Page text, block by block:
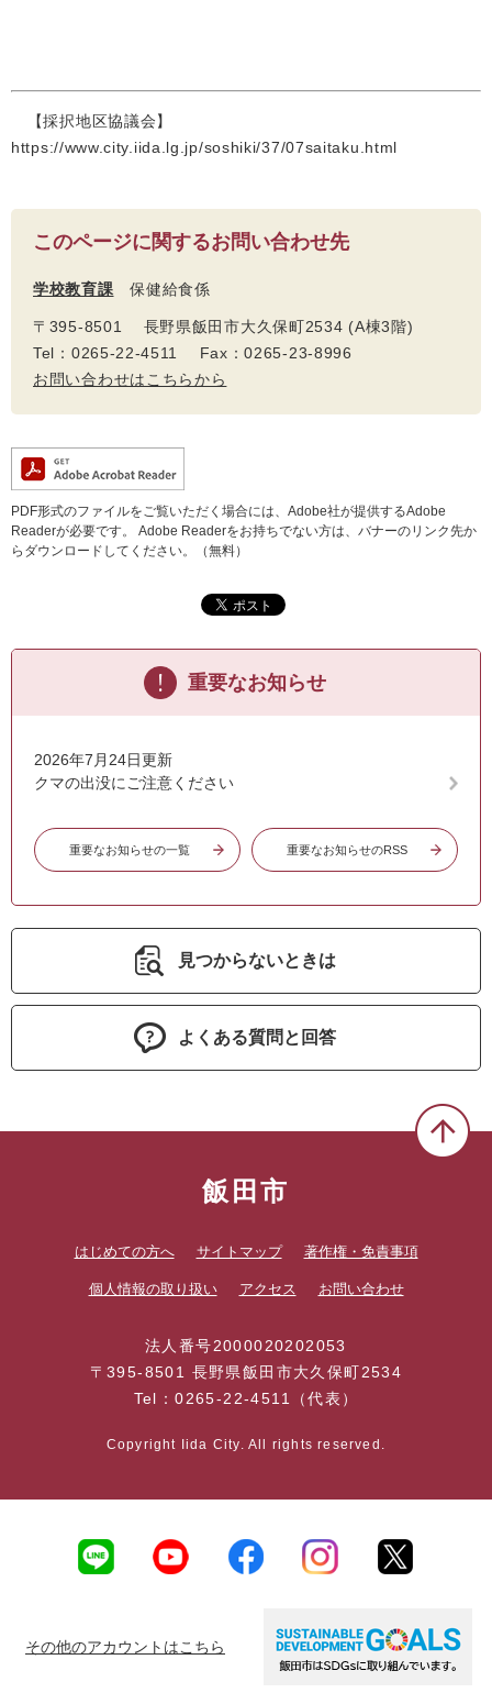
【採択地区協議会】
https://www.city.iida.lg.jp/soshiki/37/07saitaku.html
このページに関するお問い合わせ先
学校教育課 保健給食係
〒395-8501 長野県飯田市大久保町2534 (A棟3階)
Tel：0265-22-4511 Fax：0265-23-8996
お問い合わせはこちらから
PDF形式のファイルをご覧いただく場合には、Adobe社が提供するAdobe
Readerが必要です。
Adobe Readerをお持ちでない方は、バナーのリンク先か
らダウンロードしてください。（無料）
重要なお知らせ
2026年7月24日更新
クマの出没にご注意ください
重要なお知らせの一覧 重要なお知らせのRSS
見つからないときは
よくある質問と回答
飯田市
はじめての方へ サイトマップ 著作権・免責事項
個人情報の取り扱い アクセス お問い合わせ
法人番号2000020202053
〒395-8501 長野県飯田市大久保町2534
Tel：0265-22-4511（代表）
Copyright Iida City. All rights reserved.
その他のアカウントはこちら